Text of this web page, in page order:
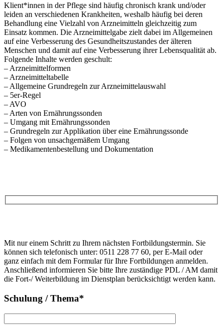
Klient*innen in der Pflege sind häufig chronisch krank und/oder
leiden an verschiedenen Krankheiten, weshalb häufig bei deren
Behandlung eine Vielzahl von Arzneimitteln gleichzeitig zum
Einsatz kommen. Die Arzneimittelgabe zielt dabei im Allgemeinen
auf eine Verbesserung des Gesundheitszustandes der älteren
Menschen und damit auf eine Verbesserung ihrer Lebensqualität ab.
Folgende Inhalte werden geschult:
– Arzneimittelformen
– Arzneimitteltabelle
– Allgemeine Grundregeln zur Arzneimittelauswahl
– 5er-Regel
– AVO
– Arten von Ernährungssonden
– Umgang mit Ernährungssonden
– Grundregeln zur Applikation über eine Ernährungssonde
– Folgen von unsachgemäßem Umgang
– Medikamentenbestellung und Dokumentation
Feld
leer.
lasse
dieses
Feld
leer.
Mit nur einem Schritt zu Ihrem nächsten Fortbildungstermin. Sie
können sich telefonisch unter: 0511 228 77 60, per E-Mail oder
ganz einfach mit dem Formular für Ihre Fortbildungen anmelden.
Anschließend informieren Sie bitte Ihre zuständige PDL / AM damit
die Fort-/ Weiterbildung im Dienstplan berücksichtigt werden kann.
Schulung / Thema*